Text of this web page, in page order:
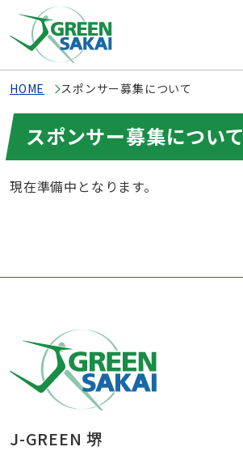
HOME スポンサー募集について
スポンサー募集について
現在準備中となります。
J-GREEN 堺